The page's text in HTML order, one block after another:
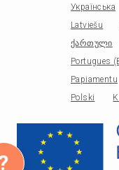
Українська
Latviešu
ქართული
Portugues
Papiamentu
Polski